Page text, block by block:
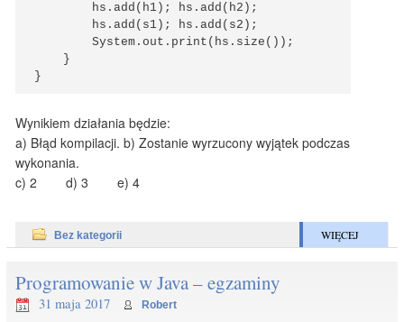
hs.add(h1); hs.add(h2);
hs.add(s1); hs.add(s2);
System.out.print(hs.size());
}
Wynikiem działania będzie:
a) Błąd kompilacji. b) Zostanie wyrzucony wyjątek podczas
wykonania.
c) 2 d) 3 e) 4
Bez kategorii WIĘCEJ
Programowanie w Java – egzaminy
31 maja 2017 Robert